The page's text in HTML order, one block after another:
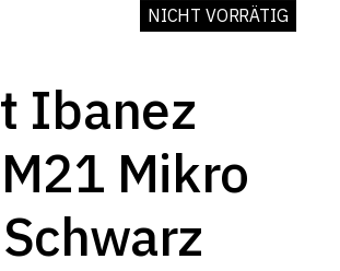
NICHT VORRÄTIG
Ibanez
Mikro